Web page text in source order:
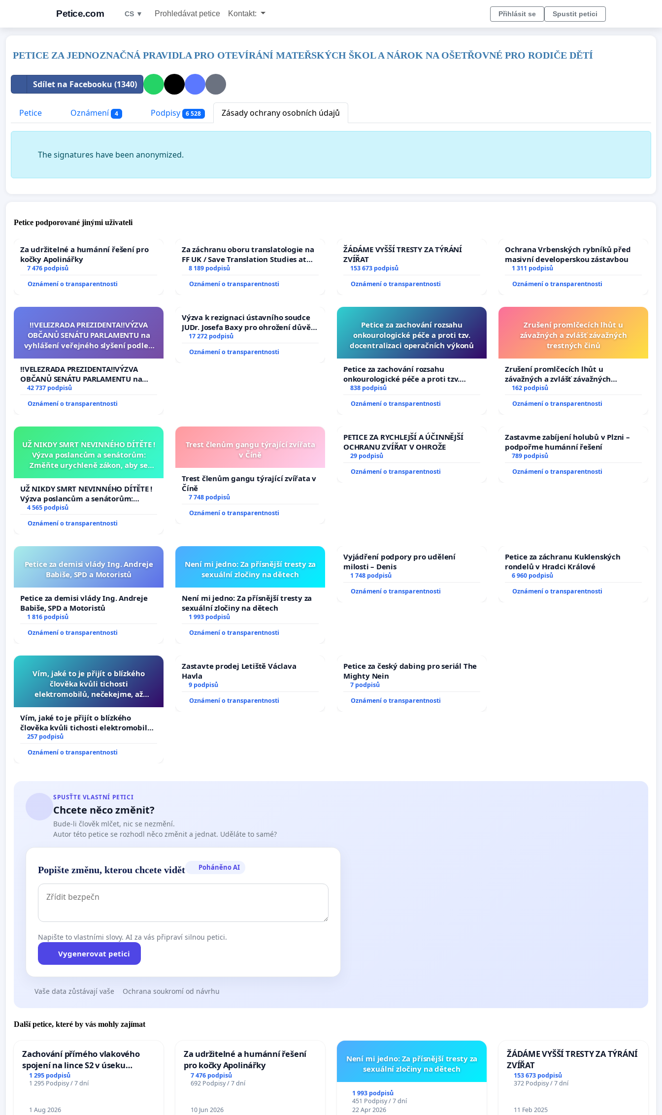
Petice.com CS ▼ Prohledávat petice Kontakt: Přihlásit se Spustit petici
PETICE ZA JEDNOZNAČNÁ PRAVIDLA PRO OTEVÍRÁNÍ MATEŘSKÝCH ŠKOL A NÁROK NA OŠETŘOVNÉ PRO RODIČE DĚTÍ
Sdílet na Facebooku (1340)
Petice Oznámení 4 Podpisy 6 528 Zásady ochrany osobních údajů
The signatures have been anonymized.
Petice podporované jinými uživateli
Za udržitelné a humánní řešení pro
kočky Apolinářky
7 476 podpisů
Oznámení o transparentnosti
Za záchranu oboru translatologie na
FF UK / Save Translation Studies at
the Faculty of Arts, Charles
8 189 podpisů
Oznámení o transparentnosti
ŽÁDÁME VYŠŠÍ TRESTY ZA TÝRÁNÍ
ZVÍŘAT
153 673 podpisů
Oznámení o transparentnosti
Ochrana Vrbenských rybníků před
masivní developerskou zástavbou
1 311 podpisů
Oznámení o transparentnosti
‼️VELEZRADA PREZIDENTA‼️VÝZVA
OBČANŮ SENÁTU PARLAMENTU na
vyhlášení veřejného slyšení podle §
na přijetí usnesení k podání ústavní
žaloby na prezidenta republiky
‼️VELEZRADA PREZIDENTA‼️VÝZVA
OBČANŮ SENÁTU PARLAMENTU na
vyhlášení veřejného slyšení podle §
na přijetí usnesení k podání ústavní
42 737 podpisů
Oznámení o transparentnosti
Výzva k rezignaci ústavního soudce
JUDr. Josefa Baxy pro ohrožení důvěry
ve spravedlivý proces
17 272 podpisů
Oznámení o transparentnosti
Petice za zachování rozsahu
onkourologické péče a proti tzv.
docentralizaci operačních výkonů
Petice za zachování rozsahu
onkourologické péče a proti tzv.
docentralizaci operačních výkonů
838 podpisů
Oznámení o transparentnosti
Zrušení promlčecích lhůt u
závažných a zvlášť závažných
trestných činů
Zrušení promlčecích lhůt u
závažných a zvlášť závažných
trestných činů
162 podpisů
Oznámení o transparentnosti
UŽ NIKDY SMRT NEVINNÉHO DÍTĚTE !
Výzva poslancům a senátorům:
Změňte urychleně zákon, aby se
opakovat!
UŽ NIKDY SMRT NEVINNÉHO DÍTĚTE !
Výzva poslancům a senátorům:
Změňte urychleně zákon, aby se
opakovat!
4 565 podpisů
Oznámení o transparentnosti
Trest členům gangu týrající zvířata
v Číně
Trest členům gangu týrající zvířata v
Číně
7 748 podpisů
Oznámení o transparentnosti
PETICE ZA RYCHLEJŠÍ A ÚČINNĚJŠÍ
OCHRANU ZVÍŘAT V OHROŽE
29 podpisů
Oznámení o transparentnosti
Zastavme zabíjení holubů v Plzni –
podpořme humánní řešení
789 podpisů
Oznámení o transparentnosti
Petice za demisi vlády Ing. Andreje
Babiše, SPD a Motoristů
Petice za demisi vlády Ing. Andreje
Babiše, SPD a Motoristů
1 816 podpisů
Oznámení o transparentnosti
Není mi jedno: Za přísnější tresty za
sexuální zločiny na dětech
Není mi jedno: Za přísnější tresty za
sexuální zločiny na dětech
1 993 podpisů
Oznámení o transparentnosti
Vyjádření podpory pro udělení
milosti – Denis
1 748 podpisů
Oznámení o transparentnosti
Petice za záchranu Kuklenských
rondelů v Hradci Králové
6 960 podpisů
Oznámení o transparentnosti
Vím, jaké to je přijít o blízkého
člověka kvůli tichosti
elektromobilů, nečekejme, až
auta!
Vím, jaké to je přijít o blízkého
člověka kvůli tichosti elektromobilů,
nečekejme, až přibydou další,
257 podpisů
Oznámení o transparentnosti
Zastavte prodej Letiště Václava
Havla
9 podpisů
Oznámení o transparentnosti
Petice za český dabing pro seriál The
Mighty Nein
7 podpisů
Oznámení o transparentnosti
SPUSŤTE VLASTNÍ PETICI
Chcete něco změnit?
Bude-li člověk mlčet, nic se nezmění.
Autor této petice se rozhodl něco změnit a jednat. Uděláte to samé?
Popište změnu, kterou chcete vidět Poháněno AI
Napište to vlastními slovy. AI za vás připraví silnou petici.
Vygenerovat petici
Vaše data zůstávají vaše Ochrana soukromí od návrhu
Další petice, které by vás mohly zajímat
Zachování přímého vlakového
spojení na lince S2 v úseku
Ostrava – Bohumín – Karviná –
Mosty u Jablunkova
1 295 podpisů
1 295 Podpisy / 7 dní
1 Aug 2026
Za udržitelné a humánní řešení
pro kočky Apolinářky
7 476 podpisů
692 Podpisy / 7 dní
10 Jun 2026
Není mi jedno: Za přísnější tresty za
sexuální zločiny na dětech
1 993 podpisů
451 Podpisy / 7 dní
22 Apr 2026
ŽÁDÁME VYŠŠÍ TRESTY ZA TÝRÁNÍ
ZVÍŘAT
153 673 podpisů
372 Podpisy / 7 dní
11 Feb 2025